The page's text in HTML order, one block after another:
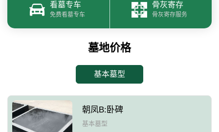
看墓专车
免费看墓专车
骨灰寄存
骨灰寄存服务
墓地价格
基本墓型
朝凤B:卧碑
基本墓型